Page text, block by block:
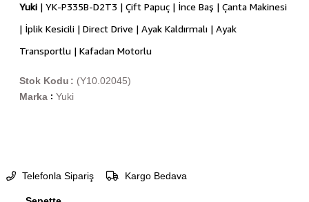
Yuki| YK-P335B-D2T3 | Çift Papuç | İnce Baş | Çanta Makinesi
| İplik Kesicili | Direct Drive | Ayak Kaldırmalı | Ayak
Transportlu | Kafadan Motorlu
(Y10.02045)
Stok Kodu
Marka : Yuki
Telefonla Sipariş Kargo Bedava